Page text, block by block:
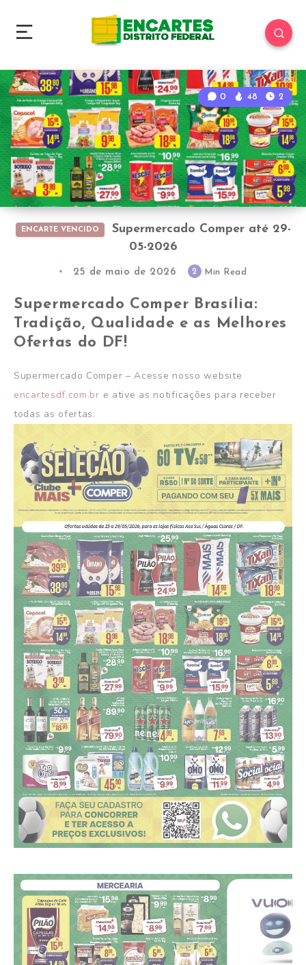
0 48 2
ENCARTE VENCIDO
Supermercado Comper até 29-
05-2026
25 de maio de 2026 2 Min Read
Supermercado Comper Brasília:
Tradição, Qualidade e as Melhores
Ofertas do DF!
Supermercado Comper – Acesse nosso website
encartesdf.com.br e ative as notificações para receber
todas as ofertas.